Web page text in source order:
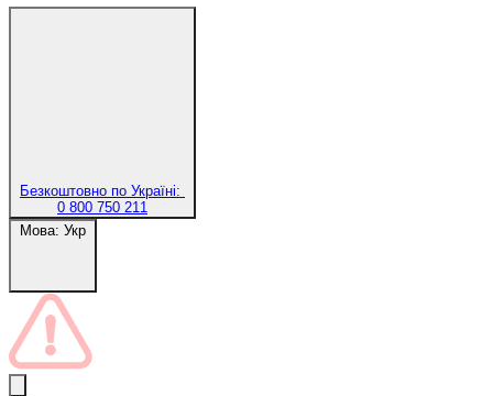
Безкоштовно по Україні:
0 800 750 211
Мова: Укр